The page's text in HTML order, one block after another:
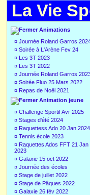
La Vie
Animations
¤ Journée Roland Garros
¤ Soirée à L'Arène Fev 24
¤ Les 3T 2023
¤ Les 3T 2022
¤ Journée Roland Garros
¤ Soirée Fluo 25 Mars 2022
¤ Repas de Noël 2021
Animation jeune
¤ Challenge Sportif Avr 2025
¤ Stages d'été 2024
¤ Raquettess Ado 20 Jan 2024
¤ Tennis école 2023
¤ Raquettes Ados FFT 21 Jan
2023
¤ Galaxie 15 oct 2022
¤ Journée des écoles
¤ Stage de juillet 2022
¤ Stage de Pâques 2022
¤ Galaxie 26 fév 2022